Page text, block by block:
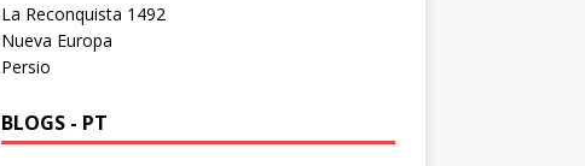
La Reconquista 1492
Nueva Europa
Persio
BLOGS - PT